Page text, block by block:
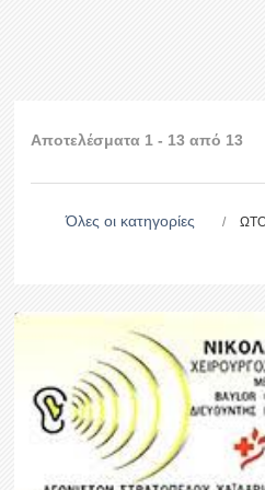
Αποτελέσματα 1 - 13 από 13
Όλες οι κατηγορίες